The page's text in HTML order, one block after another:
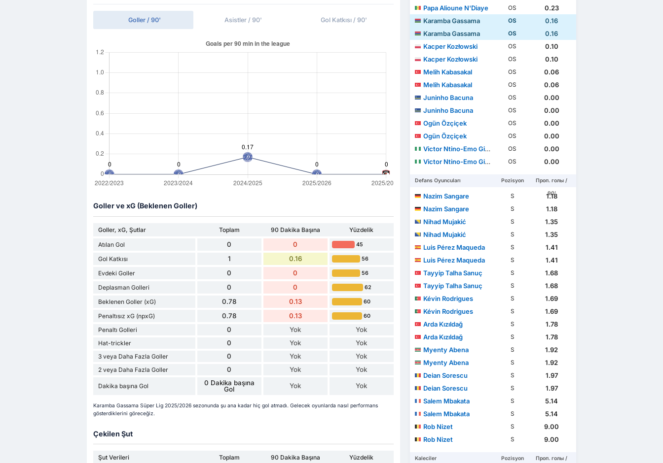
Goller / 90' Asistler / 90' Gol Katkısı / 90'
Goller ve xG (Beklenen Goller)
Goller, xG, Şutlar Toplam 90 Dakika Başına
Yüzdelik
Atılan Gol
0 0 45
Gol Katkısı 1 0.16 56
Evdeki Goller 0 0 56
Deplasman Golleri 0 0 62
Beklenen Goller (xG) 0.78 0.13 60
Penaltısız xG (npxG) 0.78 0.13 60
Penaltı Golleri 0 Yok Yok
Hat-trickler 0 Yok Yok
3 veya Daha Fazla Goller 0 Yok Yok
2 veya Daha Fazla Goller 0 Yok Yok
Dakika başına Gol
0 Dakika başına
Gol
Yok Yok
Karamba Gassama Süper Lig 2025/2026 sezonunda şu ana kadar hiç gol atmadı. Gelecek oyunlarda nasıl performans
gösterdiklerini göreceğiz.
Çekilen Şut
Şut Verileri Toplam 90 Dakika Başına
Yüzdelik
Papa Alioune N'Diaye
OS
0.23
Karamba Gassama
OS
0.16
Karamba Gassama
OS
0.16
Kacper Kozłowski
OS
0.10
Kacper Kozłowski
OS
0.10
Melih Kabasakal
OS
0.06
Melih Kabasakal
OS
0.06
Juninho Bacuna
OS
0.00
Juninho Bacuna
OS
0.00
Ogün Özçiçek
OS
0.00
Ogün Özçiçek
OS
0.00
Victor Ntino-Emo Gidado
OS
0.00
Victor Ntino-Emo Gidado
OS 0.00
Defans Oyuncuları Pozisyon
Проп. голы /
90'
Nazim Sangare S
1.18
Nazim Sangare
S
1.18
Nihad Mujakić
S
1.35
Nihad Mujakić
S
1.35
Luis Pérez Maqueda
S
1.41
Luis Pérez Maqueda
S
1.41
Tayyip Talha Sanuç
S
1.68
Tayyip Talha Sanuç
S
1.68
Kévin Rodrigues
S
1.69
Kévin Rodrigues
S
1.69
Arda Kızıldağ
S
1.78
Arda Kızıldağ
S
1.78
Myenty Abena
S
1.92
Myenty Abena
S
1.92
Deian Sorescu
S
1.97
Deian Sorescu
S
1.97
Salem Mbakata
S
5.14
Salem Mbakata
S
5.14
Rob Nizet
S
9.00
Rob Nizet
S 9.00
Kaleciler Pozisyon
Проп. голы /